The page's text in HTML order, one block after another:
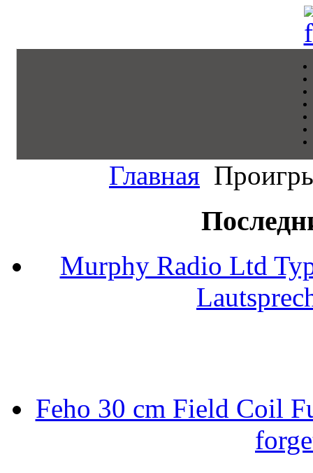
Главная
Murphy Radio Ltd
Feho 30 cm Field Coil